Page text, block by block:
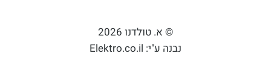
© א. טולדנו 2026
נבנה ע"י: Elektro.co.il